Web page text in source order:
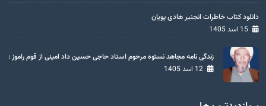
دانلود کتاب خاطرات انجنیر هادی پویان
زندگی نامه مجاهد نستوه مرحوم استاد حاجی حسین داد امینی از قوم راموز :